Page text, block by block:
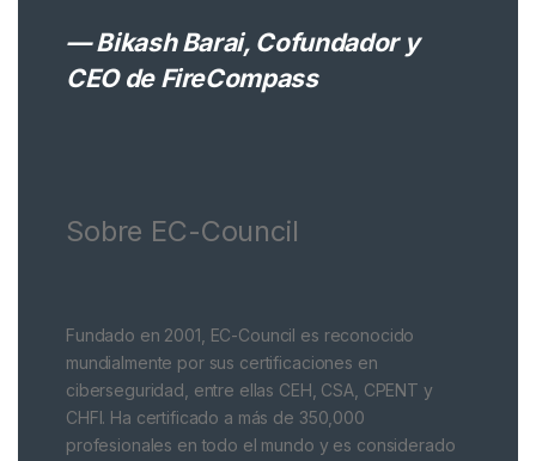
— Bikash Barai, Cofundador y
CEO de FireCompass
Sobre EC-Council
Fundado en 2001, EC-Council es reconocido
mundialmente por sus certificaciones en
ciberseguridad, entre ellas CEH, CSA, CPENT y
CHFI. Ha certificado a más de 350,000
profesionales en todo el mundo y es considerado